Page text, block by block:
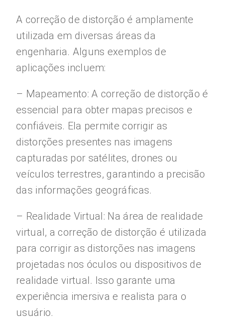
A correção de distorção é amplamente
utilizada em diversas áreas da
engenharia. Alguns exemplos de
aplicações incluem:
– Mapeamento: A correção de distorção é
essencial para obter mapas precisos e
confiáveis. Ela permite corrigir as
distorções presentes nas imagens
capturadas por satélites, drones ou
veículos terrestres, garantindo a precisão
das informações geográficas.
– Realidade Virtual: Na área de realidade
virtual, a correção de distorção é utilizada
para corrigir as distorções nas imagens
projetadas nos óculos ou dispositivos de
realidade virtual. Isso garante uma
experiência imersiva e realista para o
usuário.